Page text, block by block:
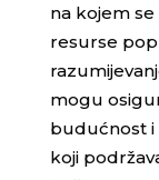
na kojem
resurse
mogu
budućnost i
koji